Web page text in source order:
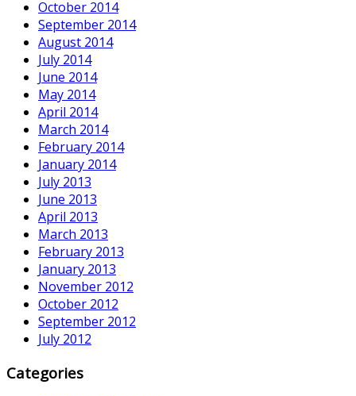
October 2014
September 2014
August 2014
July 2014
June 2014
May 2014
April 2014
March 2014
February 2014
January 2014
July 2013
June 2013
April 2013
March 2013
February 2013
January 2013
November 2012
October 2012
September 2012
July 2012
Categories